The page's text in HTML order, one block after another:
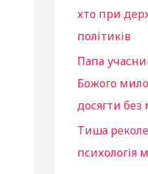
хто при
політиків
Папа
Божого
досягти
Тиша
психологія